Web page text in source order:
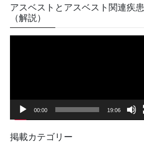
アスベストとアスベスト関連疾患
（解説）
ヤ
00:00 19:06
掲載カテゴリー